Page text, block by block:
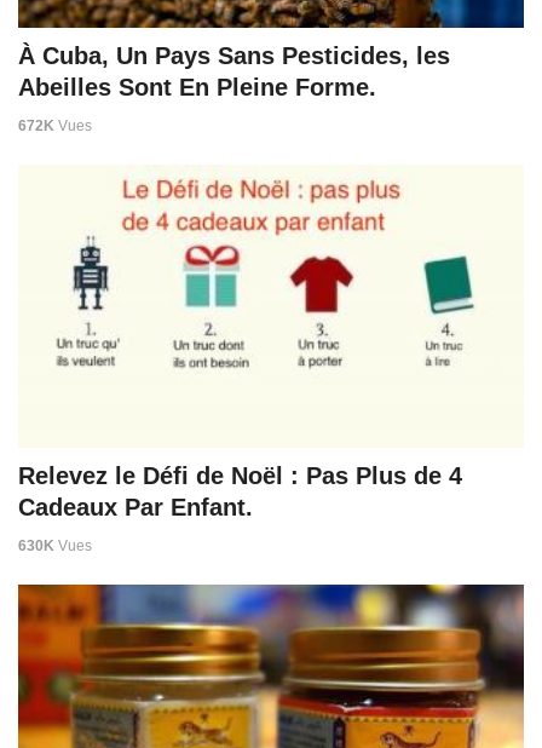
À Cuba, Un Pays Sans Pesticides, les
Abeilles Sont En Pleine Forme.
672K Vues
Relevez le Défi de Noël : Pas Plus de 4
Cadeaux Par Enfant.
630K Vues